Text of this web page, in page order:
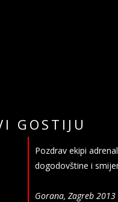
GOSTIJU
Pozdrav ekipi
dogodovštine i
Gorana, Zagreb 2013